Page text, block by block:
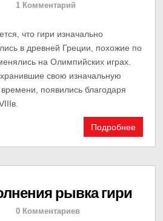
1 Комментарий
что гири изначально
в древней Греции, похожие по
на Олимпийских играх.
свою изначальную
появились благодаря
Подробнее
рывка гири
0 Комментариев